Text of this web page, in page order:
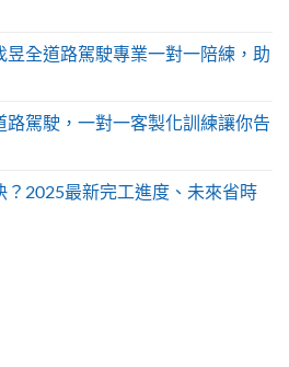
昱全道路駕駛專業一對一陪練，助
路駕駛，一對一客製化訓練讓你告
2025最新完工進度、未來省時